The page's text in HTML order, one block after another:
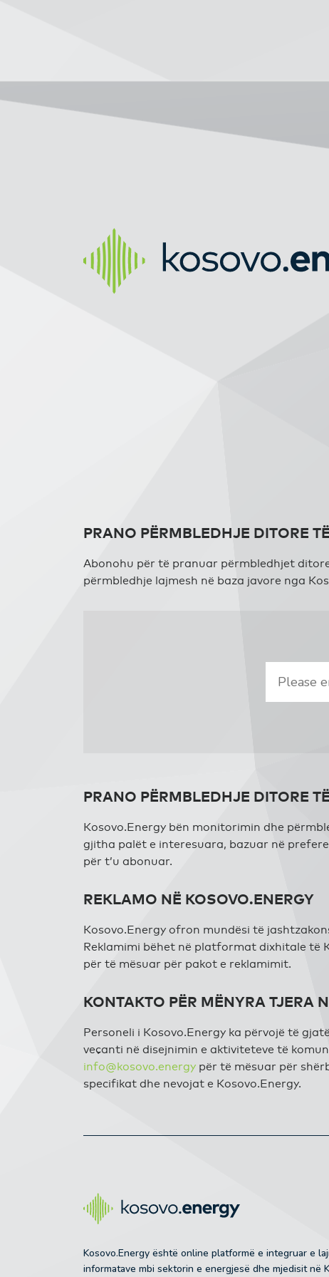
PRANO PËRMBLEDHJE DITORE
Abonohu për të pranuar përmbledhjet
përmbledhje lajmesh në baza javore nga
PRANO PËRMBLEDHJE DITORE
Kosovo.Energy bën monitorimin dhe
gjitha palët e interesuara, bazuar në
për t’u abonuar.
REKLAMO NË KOSOVO.ENERGY
Kosovo.Energy ofron mundësi të
Reklamimi bëhet në platformat dixhitale të
për të mësuar për pakot e reklamimit.
KONTAKTO PËR MËNYRA TJERA
Personeli i Kosovo.Energy ka përvojë të
veçanti në disejnimin e aktiviteteve të
info@kosovo.energy për të mësuar për
specifikat dhe nevojat e Kosovo.Energy.
Kosovo.Energy është online platformë e integruar e
informatave mbi sektorin e energjesë dhe mjedisit në